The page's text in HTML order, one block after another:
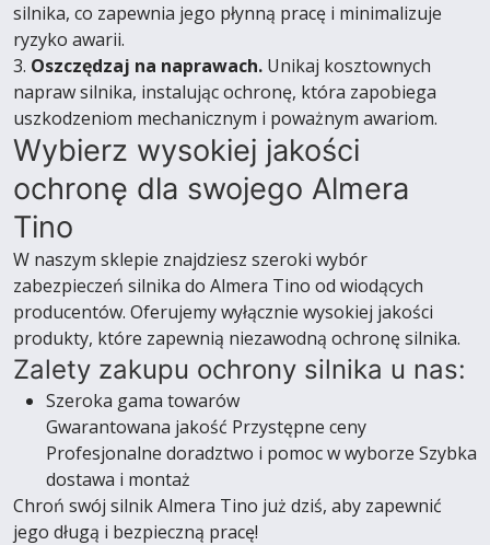
silnika, co zapewnia jego płynną pracę i minimalizuje
ryzyko awarii.
3. Oszczędzaj na naprawach. Unikaj kosztownych
napraw silnika, instalując ochronę, która zapobiega
uszkodzeniom mechanicznym i poważnym awariom.
Wybierz wysokiej jakości
ochronę dla swojego Almera
Tino
W naszym sklepie znajdziesz szeroki wybór
zabezpieczeń silnika do Almera Tino od wiodących
producentów. Oferujemy wyłącznie wysokiej jakości
produkty, które zapewnią niezawodną ochronę silnika.
Zalety zakupu ochrony silnika u nas:
Szeroka gama towarów
Gwarantowana jakość Przystępne ceny
Profesjonalne doradztwo i pomoc w wyborze Szybka
dostawa i montaż
Chroń swój silnik Almera Tino już dziś, aby zapewnić
jego długą i bezpieczną pracę!